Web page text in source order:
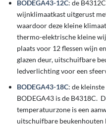
BODEGA43-12C: de
wijnklimaatkast uitgerust
waardoor deze kleine
thermo-elektrische kleine
plaats voor 12 flessen wijn
glazen deur, uitschuifbare
ledverlichting voor een
BODEGA43-18C: de
BODEGA43 is de B4318C.
temperatuurzone is een
uitschuifbare beukenhouten